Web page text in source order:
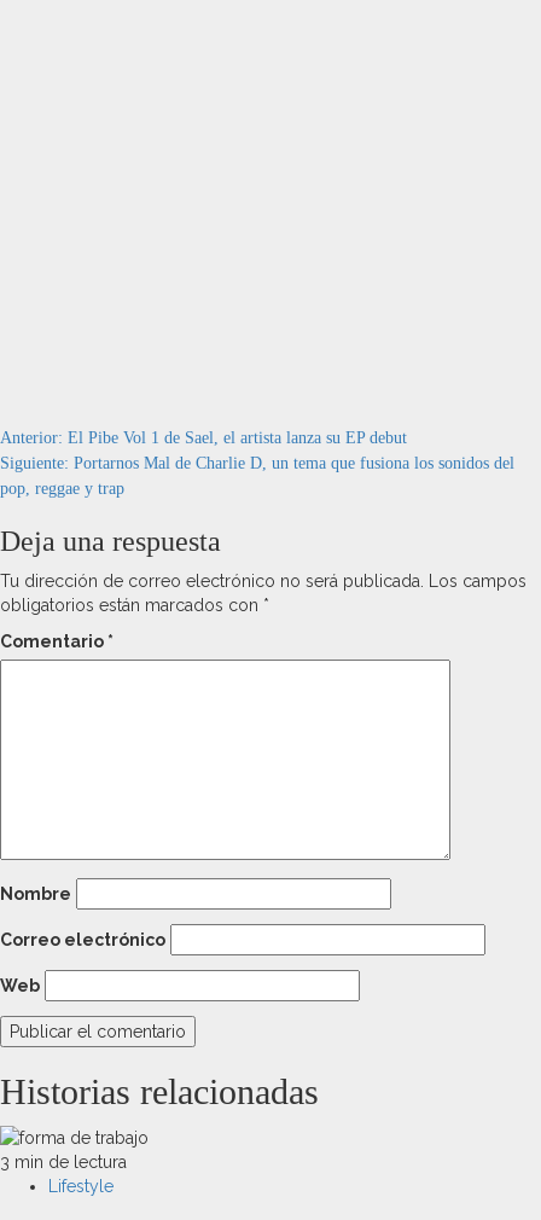
Navegación
de
entradas
Anterior: El Pibe Vol 1 de Sael, el artista lanza su EP debut
Siguiente: Portarnos Mal de Charlie D, un tema que fusiona los sonidos del
pop, reggae y trap
Deja una respuesta
Tu dirección de correo electrónico no será publicada. Los campos
obligatorios están marcados con *
Comentario *
Nombre
Correo electrónico
Web
Historias relacionadas
3 min de lectura
Lifestyle